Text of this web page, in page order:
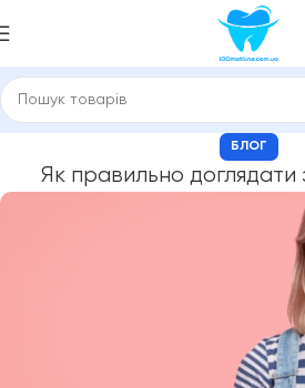
БЛОГ
Як правильно доглядати